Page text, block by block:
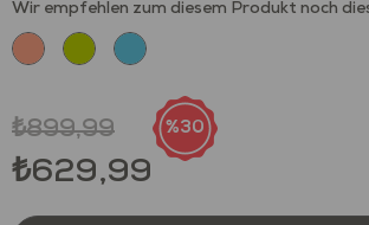
Wir empfehlen zum diesem Produkt noch
₺899,99
₺629,99
30